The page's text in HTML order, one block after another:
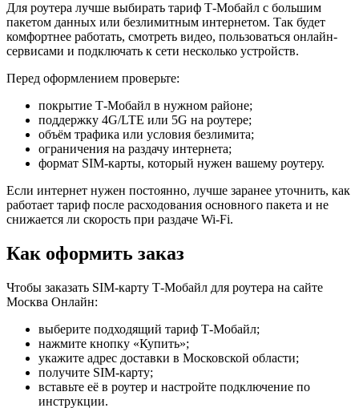
Для роутера лучше выбирать тариф Т‑Мобайл с большим
пакетом данных или безлимитным интернетом. Так будет
комфортнее работать, смотреть видео, пользоваться онлайн-
сервисами и подключать к сети несколько устройств.
Перед оформлением проверьте:
покрытие Т‑Мобайл в нужном районе;
поддержку 4G/LTE или 5G на роутере;
объём трафика или условия безлимита;
ограничения на раздачу интернета;
формат SIM-карты, который нужен вашему роутеру.
Если интернет нужен постоянно, лучше заранее уточнить, как
работает тариф после расходования основного пакета и не
снижается ли скорость при раздаче Wi-Fi.
Как оформить заказ
Чтобы заказать SIM-карту Т‑Мобайл для роутера на сайте
Москва Онлайн:
выберите подходящий тариф Т‑Мобайл;
нажмите кнопку «Купить»;
укажите адрес доставки в Московской области;
получите SIM-карту;
вставьте её в роутер и настройте подключение по
инструкции.